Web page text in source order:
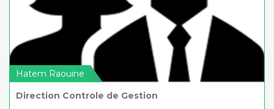
Hatem Raouine
Direction Controle de Gestion